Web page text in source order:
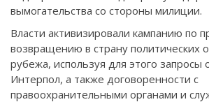
вымогательства со стороны милиции.
Власти активизировали кампанию по
возвращению в страну политических
рубежа, используя для этого запросы
Интерпол, а также договоренности с
правоохранительными органами и